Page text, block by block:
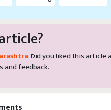
. Did you liked this
and feedback.